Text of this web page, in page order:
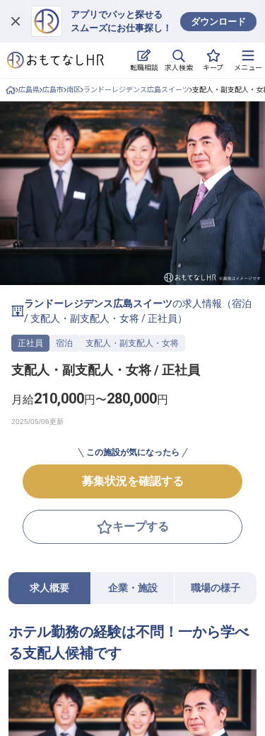
アプリでパッと探せる
スムーズにお仕事探し！
ダウンロード
転職相談 求人検索 キープ メニュー
ログイン
求人・施設を探す
キープした求人
就職・転職 合同説明会
おもてなしHRについて
ご利用の流れ
よくある質問
ホテル・宿泊業界情報コラム
無料 転職サポートに申し込む
採用をお考えの企業様へ
広島県 広島市 南区 ランドーレジデンス広島スイーツ 支配人・副支配人・
ランドーレジデンス広島スイーツの求人情報（宿泊
/支配人・副支配人・女将/正社員 ）
正社員 宿泊 支配人・副支配人・女将
支配人・副支配人・女将 / 正社員
月給210,000円〜280,000円
この施設が気になったら
募集状況を確認する
キープする
求人概要 企業・施設 職場の様子
ホテル勤務の経験は不問！一から学べ
る支配人候補です